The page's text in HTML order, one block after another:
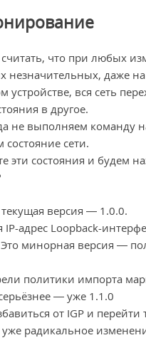
что при любых
незначительных, даже
устройстве, вся сеть
в другое.
не выполняем команду
сети.
эти состояния и будем
версия — 1.0.0.
IP-адрес Loopback-
Это минорная версия —
политики импорта
— уже 1.1.0
от IGP и перейти
уже радикальное